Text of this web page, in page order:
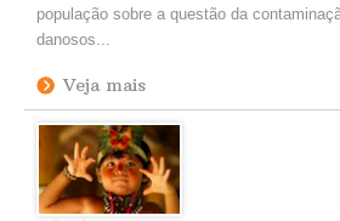
população sobre a questão da
danosos...
Veja mais